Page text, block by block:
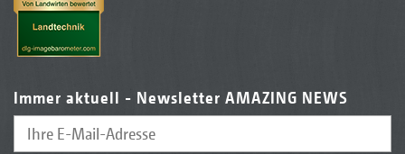
Immer aktuell - Newsletter AMAZING NEWS